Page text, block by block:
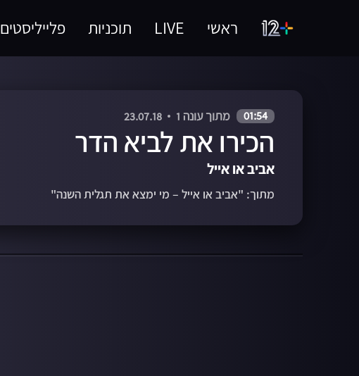
ראשי LIVE תוכניות פלייליסטים
01:54 מתוך עונה 1 23.07.18
הכירו את לביא הדר
אביב או אייל
מתוך: "אביב או אייל – מי ימצא את תגלית השנה"